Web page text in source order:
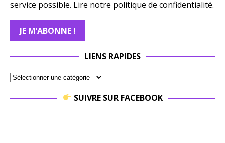
service possible. Lire notre politique de confidentialité.
LIENS RAPIDES
SUIVRE SUR FACEBOOK